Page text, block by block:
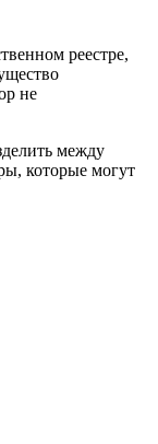
реестре,
не
между
которые могут